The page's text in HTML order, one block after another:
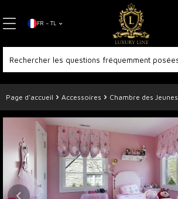
FR − TL
Page d'accueil Accessoires Chambre des Jeunes